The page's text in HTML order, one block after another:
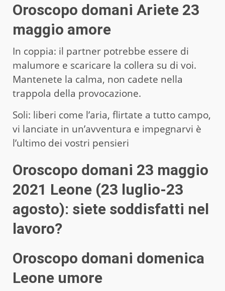
Oroscopo domani Ariete 23
maggio amore
In coppia: il partner potrebbe essere di
malumore e scaricare la collera su di voi.
Mantenete la calma, non cadete nella
trappola della provocazione.
Soli: liberi come l’aria, flirtate a tutto campo,
vi lanciate in un’avventura e impegnarvi è
l’ultimo dei vostri pensieri
Oroscopo domani 23 maggio
2021 Leone (23 luglio-23
agosto): siete soddisfatti nel
lavoro?
Oroscopo domani domenica
Leone umore